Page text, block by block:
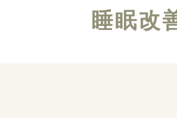
睡眠改